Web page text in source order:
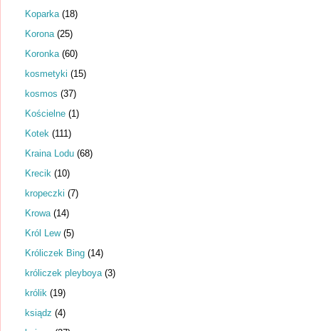
Koparka (18)
Korona (25)
Koronka (60)
kosmetyki (15)
kosmos (37)
Kościelne (1)
Kotek (111)
Kraina Lodu (68)
Krecik (10)
kropeczki (7)
Krowa (14)
Król Lew (5)
Króliczek Bing (14)
króliczek pleyboya (3)
królik (19)
ksiądz (4)